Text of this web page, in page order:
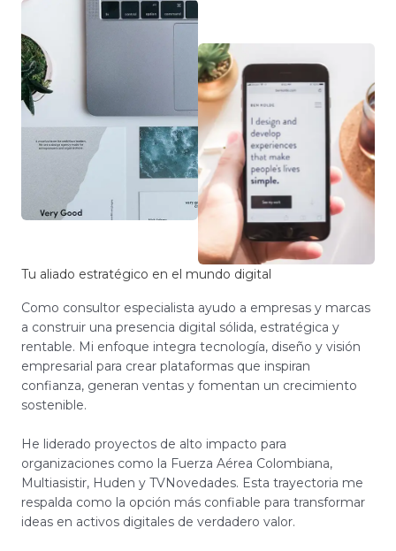
Tu aliado estratégico en el mundo digital
Como consultor especialista ayudo a empresas y marcas
a construir una presencia digital sólida, estratégica y
rentable. Mi enfoque integra tecnología, diseño y visión
empresarial para crear plataformas que inspiran
confianza, generan ventas y fomentan un crecimiento
sostenible.
He liderado proyectos de alto impacto para
organizaciones como la Fuerza Aérea Colombiana,
Multiasistir, Huden y TVNovedades. Esta trayectoria me
respalda como la opción más confiable para transformar
ideas en activos digitales de verdadero valor.